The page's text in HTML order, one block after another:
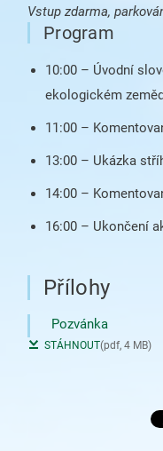
Vstup zdarma,
Program
10:00 – Úvodní
ekologickém
11:00 –
13:00 – Ukázka
14:00 –
16:00 – Ukončení
Přílohy
Pozvánka
STÁHNOUT(pdf, 4 MB)